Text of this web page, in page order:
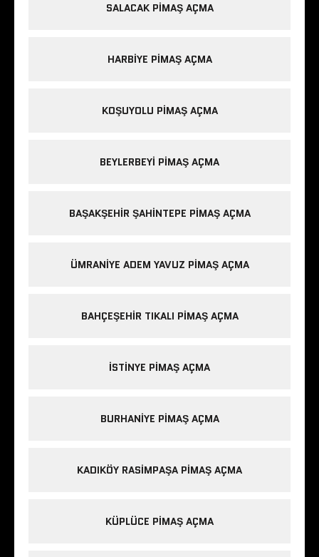
SALACAK PIMAŞ AÇMA
HARBIYE PIMAŞ AÇMA
KOŞUYOLU PIMAŞ AÇMA
BEYLERBEYI PIMAŞ AÇMA
BAŞAKŞEHIR ŞAHINTEPE PIMAŞ AÇMA
ÜMRANIYE ADEM YAVUZ PIMAŞ AÇMA
BAHÇEŞEHIR TIKALI PIMAŞ AÇMA
ISTINYE PIMAŞ AÇMA
BURHANIYE PIMAŞ AÇMA
KADIKÖY RASIMPAŞA PIMAŞ AÇMA
KÜPLÜCE PIMAŞ AÇMA